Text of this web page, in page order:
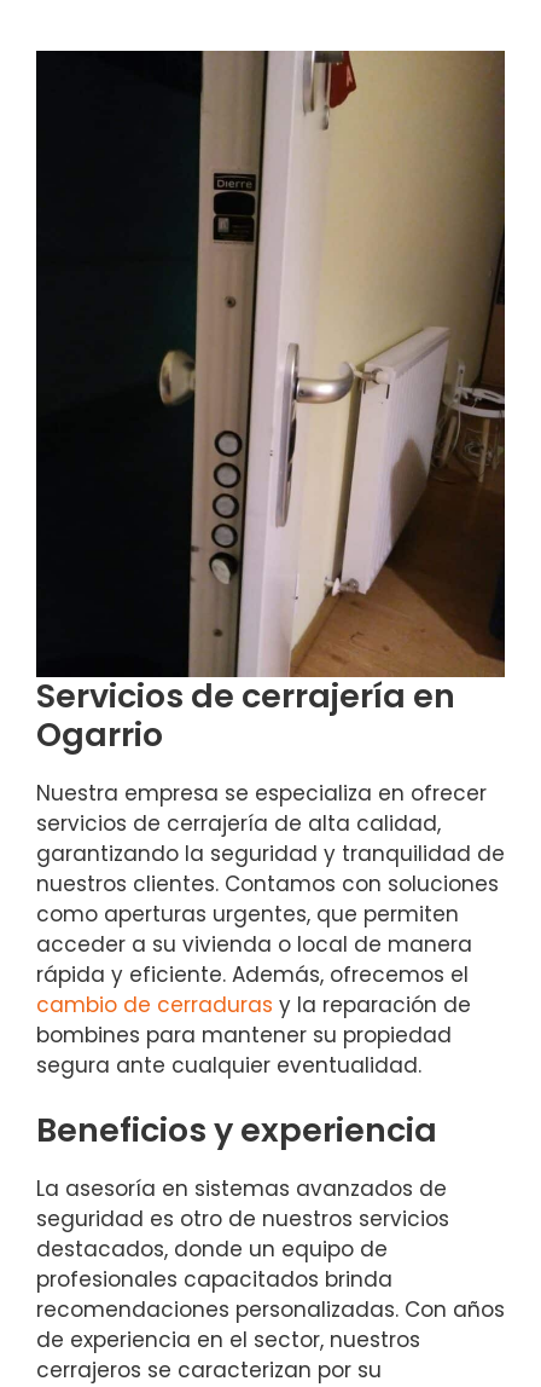
Servicios de cerrajería en
Ogarrio
Nuestra empresa se especializa en ofrecer
servicios de cerrajería de alta calidad,
garantizando la seguridad y tranquilidad de
nuestros clientes. Contamos con soluciones
como aperturas urgentes, que permiten
acceder a su vivienda o local de manera
rápida y eficiente. Además, ofrecemos el
cambio de cerraduras y la reparación de
bombines para mantener su propiedad
segura ante cualquier eventualidad.
Beneficios y experiencia
La asesoría en sistemas avanzados de
seguridad es otro de nuestros servicios
destacados, donde un equipo de
profesionales capacitados brinda
recomendaciones personalizadas. Con años
de experiencia en el sector, nuestros
cerrajeros se caracterizan por su